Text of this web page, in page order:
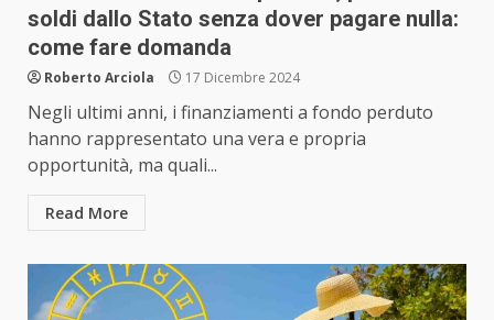
soldi dallo Stato senza dover pagare nulla:
come fare domanda
Roberto Arciola 17 Dicembre 2024
Negli ultimi anni, i finanziamenti a fondo perduto
hanno rappresentato una vera e propria
opportunità, ma quali...
Read More